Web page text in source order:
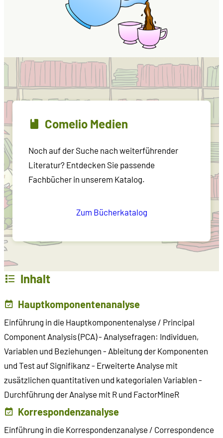
Comelio Medien
Noch auf der Suche nach weiterführender
Literatur? Entdecken Sie passende
Fachbücher in unserem Katalog.
Zum Bücherkatalog
Inhalt
Hauptkomponentenanalyse
Einführung in die Hauptkomponentenalyse / Principal
Component Analysis (PCA) - Analysefragen: Individuen,
Variablen und Beziehungen - Ableitung der Komponenten
und Test auf Signifikanz - Erweiterte Analyse mit
zusätzlichen quantitativen und kategorialen Variablen -
Durchführung der Analyse mit R und FactorMineR
Korrespondenzanalyse
Einführung in die Korrespondenzanalyse / Correspondence